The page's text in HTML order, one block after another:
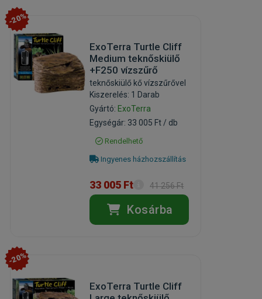
-20%
ExoTerra Turtle Cliff
Medium teknőskiülő
+F250 vízszűrő
teknőskiülő kő vízszűrővel
Kiszerelés: 1 Darab
Gyártó: ExoTerra
Egységár: 33 005 Ft / db
Rendelhető
Ingyenes házhozszállítás
33 005 Ft 41 256 Ft
Kosárba
-20%
ExoTerra Turtle Cliff